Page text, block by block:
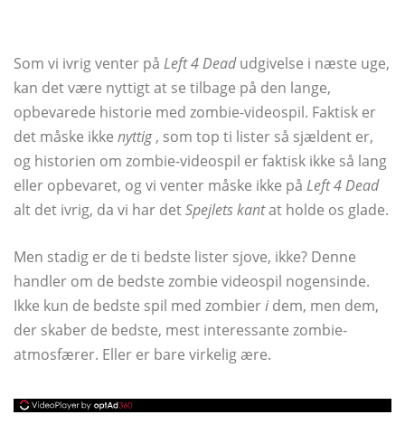
Som vi ivrig venter på Left 4 Deadudgivelse i næste uge,
kan det være nyttigt at se tilbage på den lange,
opbevarede historie med zombie-videospil. Faktisk er
det måske ikke nyttig, som top ti lister så sjældent er,
og historien om zombie-videospil er faktisk ikke så lang
eller opbevaret, og vi venter måske ikke på Left 4 Dead
alt det ivrig, da vi har detSpejlets kantat holde os glade.
Men stadig er de ti bedste lister sjove, ikke? Denne
handler om de bedste zombie videospil nogensinde.
Ikke kun de bedste spil med zombieri dem, men dem,
der skaber de bedste, mest interessante zombie-
atmosfærer. Eller er bare virkelig ære.